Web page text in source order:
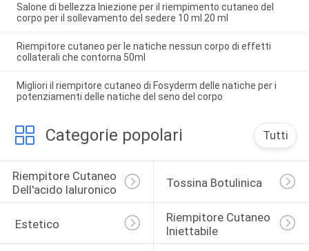
Salone di bellezza Iniezione per il riempimento cutaneo del
corpo per il sollevamento del sedere 10 ml 20 ml
Riempitore cutaneo per le natiche nessun corpo di effetti
collaterali che contorna 50ml
Migliori il riempitore cutaneo di Fosyderm delle natiche per i
potenziamenti delle natiche del seno del corpo
Categorie popolari Tutti
Riempitore Cutaneo
Dell'acido Ialuronico
Tossina Botulinica
Estetico
Riempitore Cutaneo
Iniettabile